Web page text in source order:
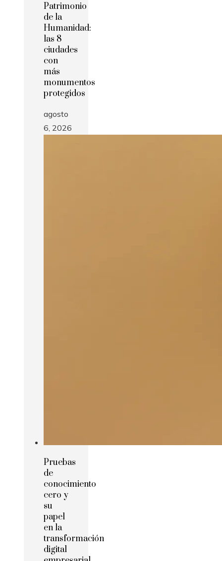
Patrimonio
de la
Humanidad:
las 8
ciudades
con
más
monumentos
protegidos
agosto
6, 2026
Pruebas
de
conocimiento
cero y
su
papel
en la
transformación
digital